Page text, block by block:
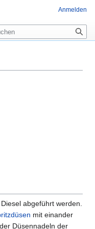
abgeführt werden.
mit einander
Düsennadeln der
Anmelden